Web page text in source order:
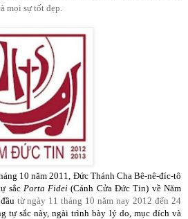
mọi sự tốt đẹp.
10 năm 2011, Đức Thánh Cha Bê-nê-đíc-tô
sắc Porta Fidei (Cánh Cửa Đức Tin) về Năm
từ ngày 11 tháng 10 năm nay 2012 đến 24
tự sắc này, ngài trình bày lý do, mục đích và